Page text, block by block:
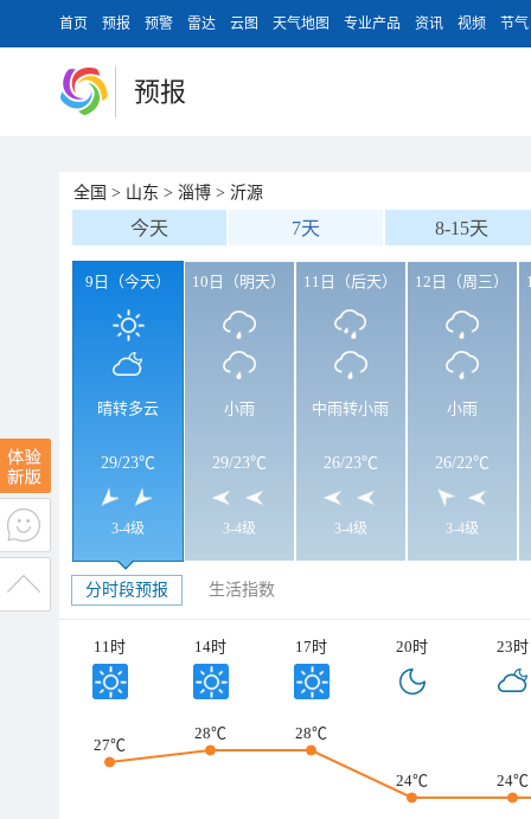
首页 预报 预警 雷达 云图 天气地图 专业产品 资讯 视频 节气
预报
全国 > 山东 > 淄博 > 沂源
今天 7天 8-15天
9日（今天）
晴转多云
29/23℃
3-4级
10日（明天）
小雨
29/23℃
3-4级
11日（后天）
中雨转小雨
26/23℃
3-4级
12日（周三）
小雨
26/22℃
3-4级
分时段预报 生活指数
11时 14时 17时 20时 23时
27℃
28℃ 28℃
24℃ 24℃